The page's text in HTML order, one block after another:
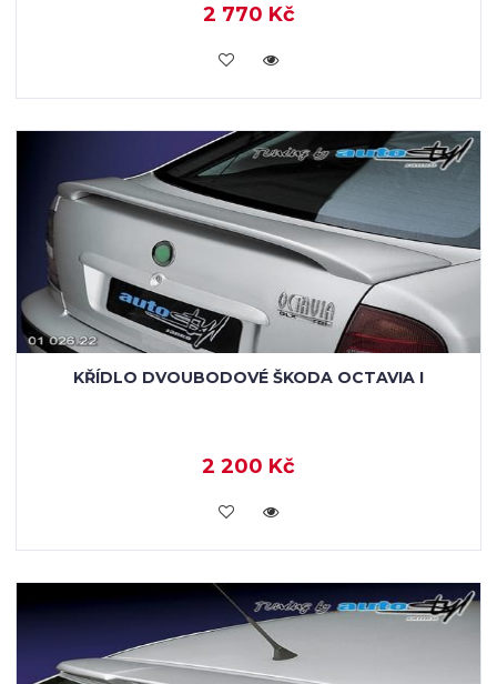
2 770 Kč
KOUPIT
KŘÍDLO DVOUBODOVÉ ŠKODA OCTAVIA I
2 200 Kč
KOUPIT